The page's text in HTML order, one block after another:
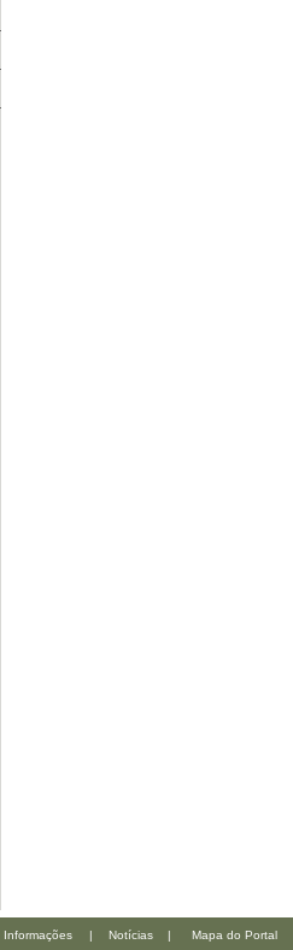
Informações | Notícias | Mapa do Portal